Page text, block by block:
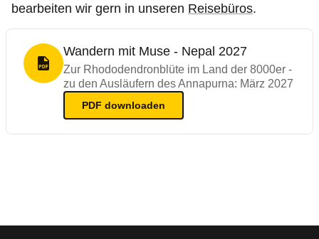
bearbeiten wir gern in unseren Reisebüros.
PDF Format
Wandern mit Muse - Nepal 2027
Zur Rhododendronblüte im Land der 8000er -
zu den Ausläufern des Annapurna: März 2027
PDF downloaden